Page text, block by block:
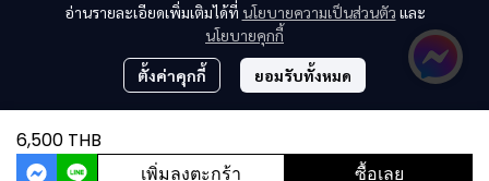
6,500 THB
เพิ่มลงตะกร้า ซื้อเลย
อ่านรายละเอียดเพิ่มเติมได้ที่ นโยบายความเป็นส่วนตัว และ
นโยบายคุกกี้
ตั้งค่าคุกกี้ ยอมรับทั้งหมด